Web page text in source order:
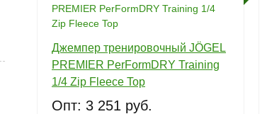
Джемпер тренировочный JÖGEL
PREMIER PerFormDRY Training
1/4 Zip Fleece Top
Опт: 3 251 руб.